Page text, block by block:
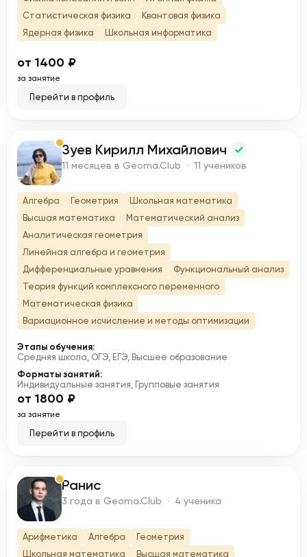
Статистическая физика
Квантовая физика
Ядерная физика
Школьная информатика
от 1400 ₽
за занятие
Перейти в профиль
З Зуев Кирилл Михайлович
11 месяцев в Geoma.Club · 11 учеников
Алгебра Геометрия
Школьная математика
Высшая математика
Математический анализ
Аналитическая геометрия
Линейная алгебра и геометрия
Дифференциальные уравнения
Функциональный анализ
Теория функций комплексного переменного
Математическая физика
Вариационное исчисление и методы оптимизации
Этапы обучения:
Средняя школа, ОГЭ, ЕГЭ, Высшее образование
Форматы занятий:
Индивидуальные занятия, Групповые занятия
от 1800 ₽
за занятие
Перейти в профиль
Р Ранис
3 года в Geoma.Club · 4 ученика
Арифметика Алгебра
Геометрия
Школьная математика
Высшая математика